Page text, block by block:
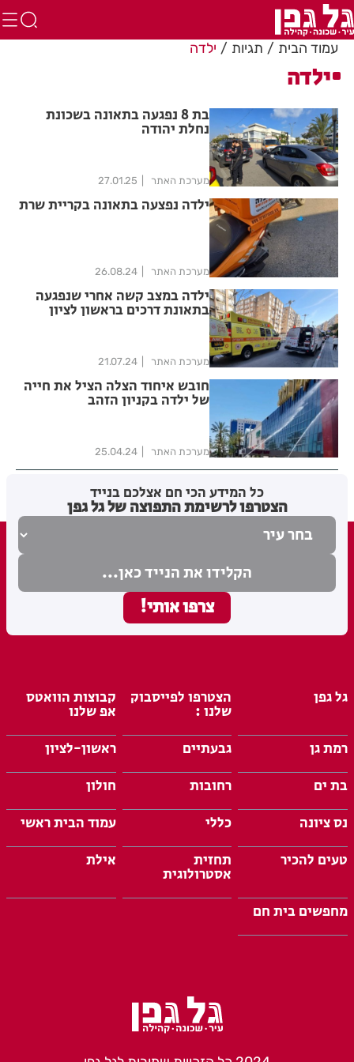
עמוד הבית תגיות ילדה
ילדה
בת 8 נפגעה בתאונה בשכונת
נחלת יהודה
מערכת האתר 27.01.25
ילדה נפצעה בתאונה בקריית שרת
מערכת האתר 26.08.24
ילדה במצב קשה אחרי שנפגעה
בתאונת דרכים בראשון לציון
מערכת האתר 21.07.24
חובש איחוד הצלה הציל את חייה
של ילדה בקניון הזהב
מערכת האתר 25.04.24
כל המידע הכי חם אצלכם בנייד
הצטרפו לרשימת התפוצה של גל גפן
גל גפן הצטרפו לפייסבוק
שלנו :
קבוצות הוואטס
אפ שלנו
רמת גן
גבעתיים
ראשון-לציון
בת ים
רחובות
חולון
נס ציונה
כללי
עמוד הבית ראשי
טעים להכיר
תחזית
אסטרולוגית
אילת
מחפשים בית חם